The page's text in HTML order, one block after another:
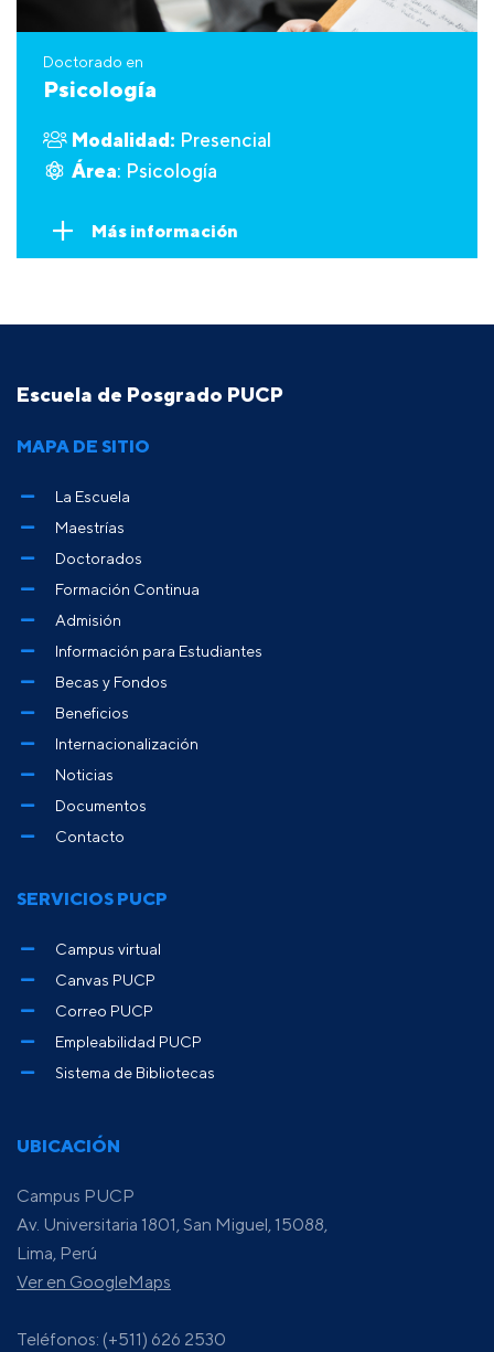
Doctorado en
Psicología
Modalidad: Presencial
Área: Psicología
Más información
Escuela de Posgrado PUCP
UBICACIÓN
Campus PUCP
Av. Universitaria 1801, San Miguel, 15088,
Lima, Perú
Ver en GoogleMaps
Teléfonos: (+511) 626 2530
MAPA DE SITIO
La Escuela
Maestrías
Doctorados
Formación Continua
Admisión
Información para Estudiantes
Becas y Fondos
Beneficios
Internacionalización
Noticias
Documentos
Contacto
SERVICIOS PUCP
Campus virtual
Canvas PUCP
Correo PUCP
Empleabilidad PUCP
Sistema de Bibliotecas